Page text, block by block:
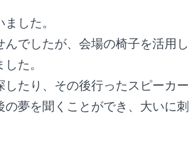
した。
でしたが、会場の椅子を活用
た。
たり、その後行ったスピーカ
夢を聞くことができ、大いに